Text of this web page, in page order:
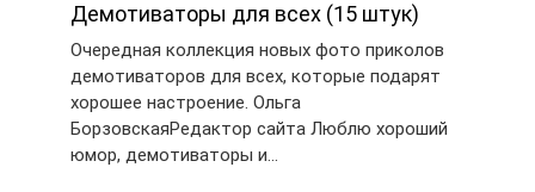
Демотиваторы для всех (15 штук)
Очередная коллекция новых фото приколов
демотиваторов для всех, которые подарят
хорошее настроение. Ольга
БорзовскаяРедактор сайта Люблю хороший
юмор, демотиваторы и…